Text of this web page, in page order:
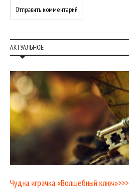
АКТУАЛЬНОЕ
Чудна играчка «Волшебный ключ»>>>